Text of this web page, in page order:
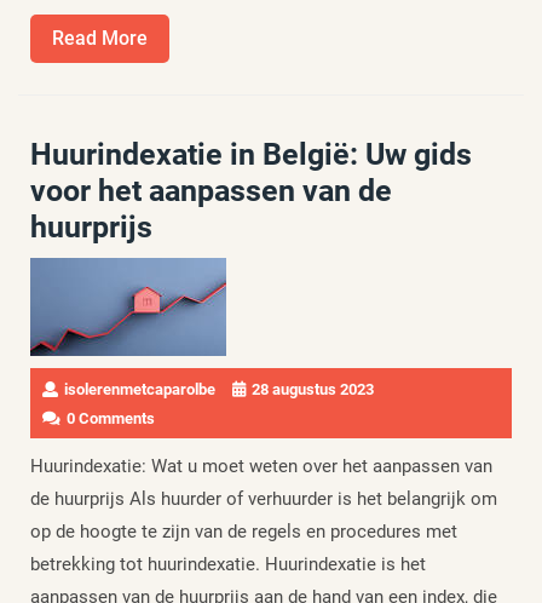
Read More
More
Huurindexatie in België: Uw gids
voor het aanpassen van de
huurprijs
isolerenmetcaparolbe
28 augustus 2023
0 Comments
Huurindexatie: Wat u moet weten over het aanpassen van
de huurprijs Als huurder of verhuurder is het belangrijk om
op de hoogte te zijn van de regels en procedures met
betrekking tot huurindexatie. Huurindexatie is het
aanpassen van de huurprijs aan de hand van een index, die